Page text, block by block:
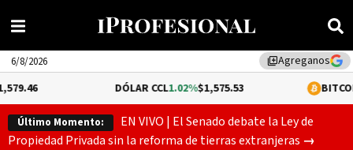
library_addAgreganos
6/8/2026
1.02%$1,575.53 -0.17%
Último Momento:
EN VIVO | El Senado debate la Ley de
Propiedad Privada sin la reforma de tierras extranjeras →